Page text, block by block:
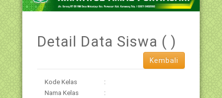
Detail Data Siswa ( )
Kembali
Kode Kelas
:
Nama Kelas
: